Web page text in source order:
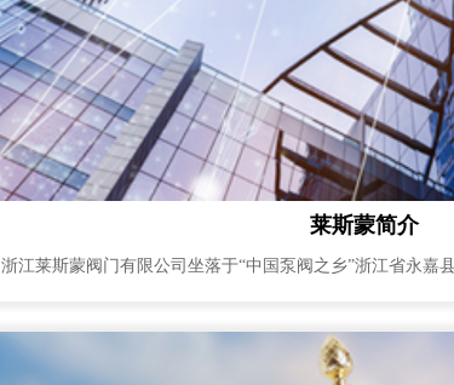
莱斯蒙简介
浙江莱斯蒙阀门有限公司坐落于“中国泵阀之乡”浙江省永嘉